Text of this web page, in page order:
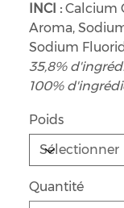
INCI : Calcium
Aroma,
Sodium
35,8%
100%
Poids
Quantité